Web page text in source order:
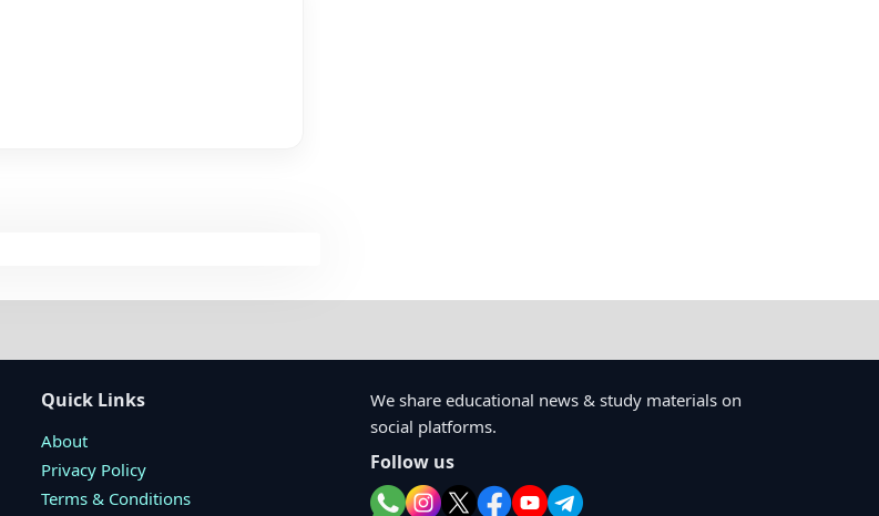
Quick Links
About
Privacy Policy
Terms & Conditions
We share educational news & study materials on
social platforms.
Follow us